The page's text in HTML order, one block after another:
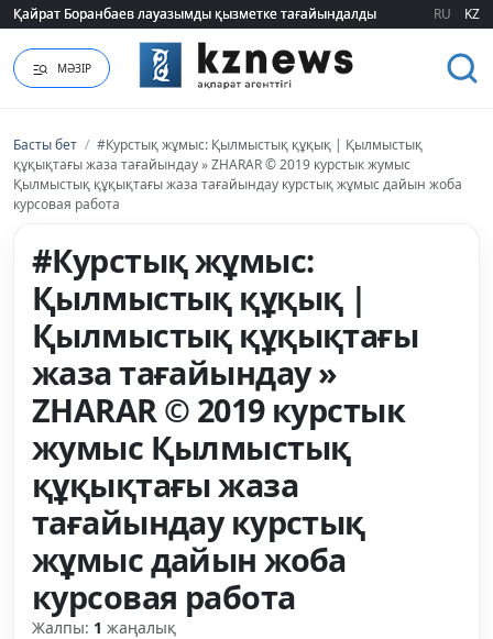
Қайрат Боранбаев лауазымды қызметке тағайындалды
Қайрат Боранбаев лауазымды қызметке тағайындалды RU KZ
МӘЗІР
Басты бет / #Курстық жұмыс: Қылмыстық құқық | Қылмыстық
құқықтағы жаза тағайындау » ZHARAR © 2019 курстык жумыс
Қылмыстық құқықтағы жаза тағайындау курстық жұмыс дайын жоба
курсовая работа
#Курстық жұмыс:
Қылмыстық құқық |
Қылмыстық құқықтағы
жаза тағайындау »
ZHARAR © 2019 курстык
жумыс Қылмыстық
құқықтағы жаза
тағайындау курстық
жұмыс дайын жоба
курсовая работа
Жалпы: 1 жаңалық